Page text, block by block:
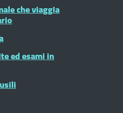
che viaggia
ed esami in